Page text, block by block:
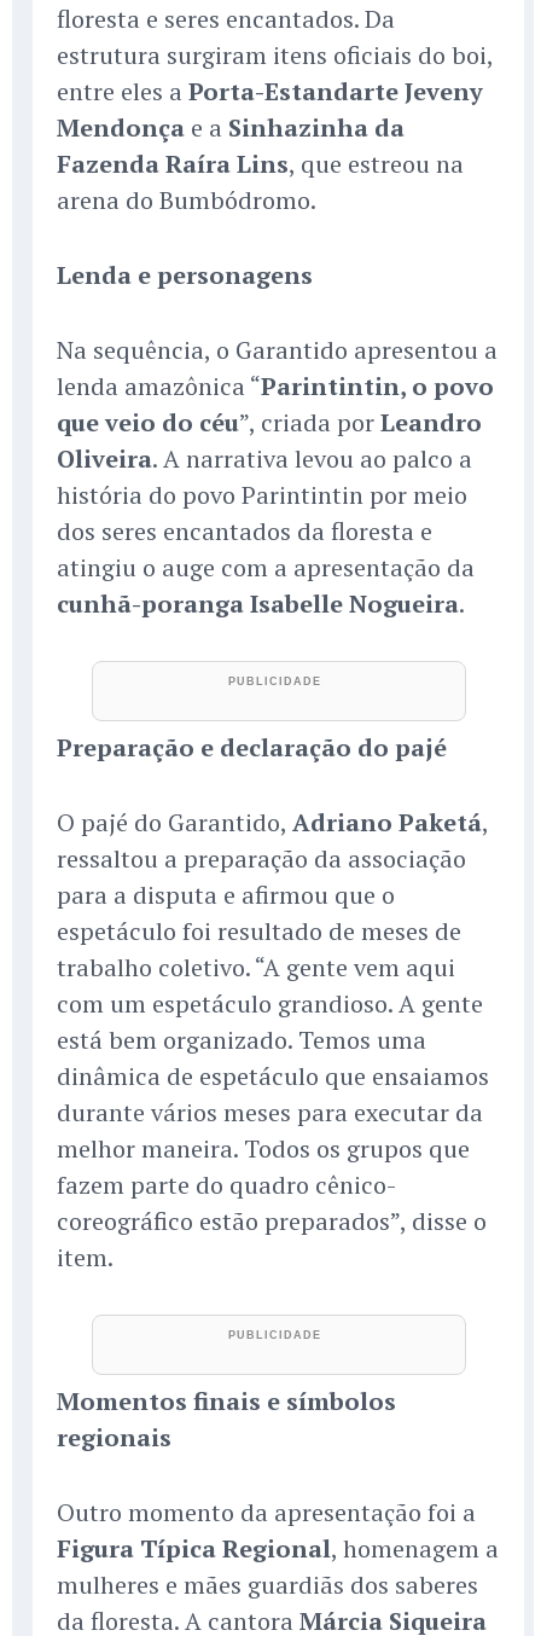
floresta e seres encantados. Da
estrutura surgiram itens oficiais do boi,
entre eles a Porta-Estandarte Jeveny
Mendonça e a Sinhazinha da
Fazenda Raíra Lins, que estreou na
arena do Bumbódromo.
Lenda e personagens
Na sequência, o Garantido apresentou a
lenda amazônica “Parintintin, o povo
que veio do céu”, criada porLeandro
Oliveira. A narrativa levou ao palco a
história do povo Parintintin por meio
dos seres encantados da floresta e
atingiu o auge com a apresentação da
cunhã-poranga Isabelle Nogueira.
Preparação e declaração do pajé
O pajé do Garantido, Adriano Paketá,
ressaltou a preparação da associação
para a disputa e afirmou que o
espetáculo foi resultado de meses de
trabalho coletivo. “A gente vem aqui
com um espetáculo grandioso. A gente
está bem organizado. Temos uma
dinâmica de espetáculo que ensaiamos
durante vários meses para executar da
melhor maneira. Todos os grupos que
fazem parte do quadro cênico-
coreográfico estão preparados”, disse o
item.
Momentos finais e símbolos
regionais
Outro momento da apresentação foi a
Figura Típica Regional, homenagem a
mulheres e mães guardiãs dos saberes
da floresta. A cantora Márcia Siqueira